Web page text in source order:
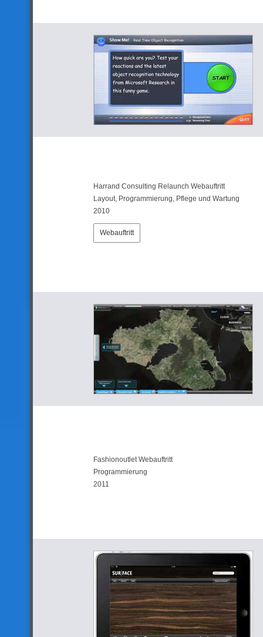
Fashionoutlet Webauftritt
Programmierung
2011
Harrand Consulting Relaunch Webauftritt
Layout, Programmierung, Pflege und Wartung
2010
Webauftritt